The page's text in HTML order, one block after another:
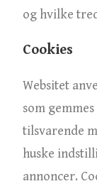
og hvilke
Cookies
Websitet
som
tilsvarende
huske
annoncer.